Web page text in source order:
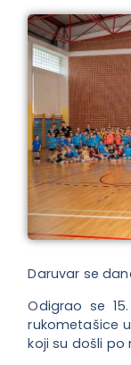
Daruvar se
Odigrao se
rukometašice
koji su došli po